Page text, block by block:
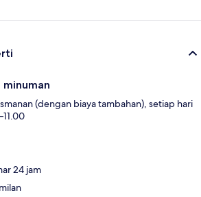
minuman
(dengan biaya tambahan), setiap hari
24 jam